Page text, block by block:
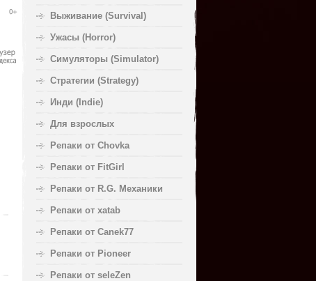
Выживание (Survival)
Ужасы (Horror)
Симуляторы (Simulator)
Стратегии (Strategy)
Инди (Indie)
Для взрослых
Репаки от Chovka
Репаки от FitGirl
Репаки от R.G. Механики
Репаки от xatab
Репаки от Canek77
Репаки от Pioneer
Репаки от seleZen